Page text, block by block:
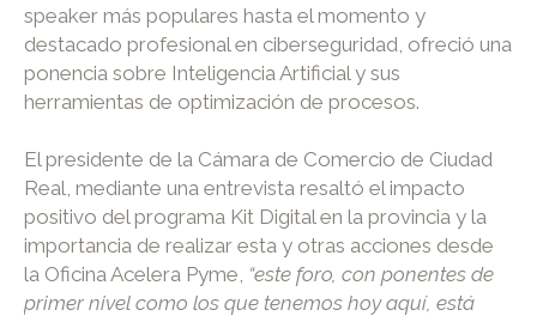
speaker más populares hasta el momento y
destacado profesional en ciberseguridad, ofreció una
ponencia sobre Inteligencia Artificial y sus
herramientas de optimización de procesos.
El presidente de la Cámara de Comercio de Ciudad
Real, mediante una entrevista resaltó el impacto
positivo del programa Kit Digital en la provincia y la
importancia de realizar esta y otras acciones desde
la Oficina Acelera Pyme, “este foro, con ponentes de
primer nivel como los que tenemos hoy aquí, está